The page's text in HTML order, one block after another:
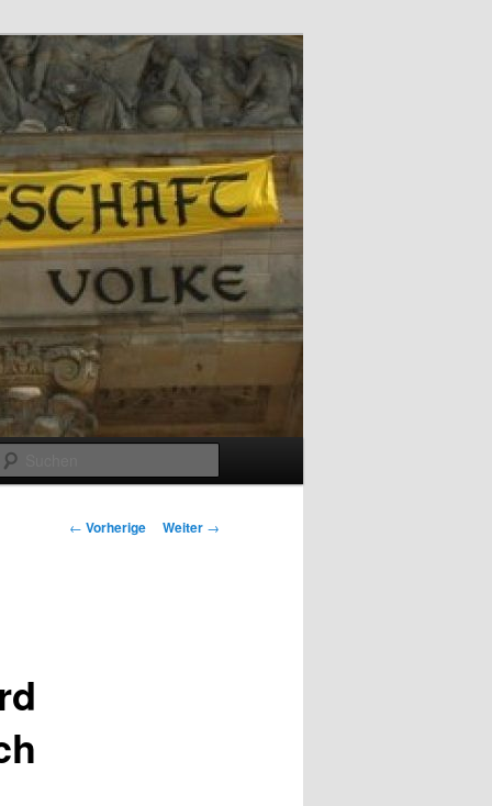
Beitrags-
← Vorherige Weiter →